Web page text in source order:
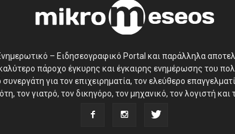
– Ειδησεογραφικό Portal και παράλληλα
πάροχο έγκυρης και έγκαιρης ενημέρωσης του
για τον επιχειρηματία, τον ελεύθερο
τον γιατρό, τον δικηγόρο, τον μηχανικό, τον λογιστή και